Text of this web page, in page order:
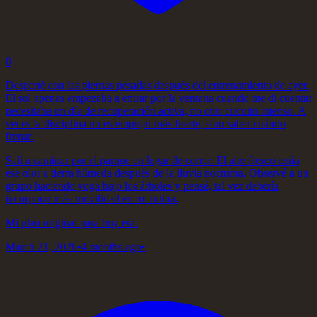
0
Desperté con las piernas pesadas después del entrenamiento de ayer.
El sol apenas empezaba a entrar por la ventana cuando me di cuenta:
necesitaba un día de recuperación activa, no otro circuito intenso. A
veces la disciplina no es empujar más fuerte, sino saber cuándo
frenar.
Salí a caminar por el parque en lugar de correr. El aire fresco tenía
ese olor a tierra húmeda después de la lluvia nocturna. Observé a un
grupo haciendo yoga bajo los árboles y pensé, tal vez debería
incorporar más movilidad en mi rutina.
Mi plan original para hoy era:
March 21, 2026•4 months ago•